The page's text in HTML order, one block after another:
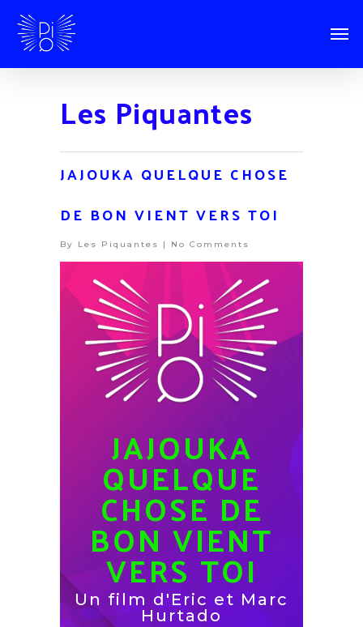
Les Piquantes
JAJOUKA QUELQUE CHOSE
DE BON VIENT VERS TOI
By Les Piquantes | No Comments
JAJOUKA
QUELQUE
CHOSE DE
BON VIENT
VERS TOI
Un film d'Eric et Marc
Hurtado